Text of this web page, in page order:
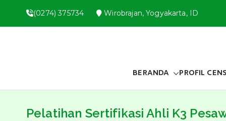
(0274) 375734 Wirobrajan, Yogyakarta, ID
BERANDA PROFIL
Pelatihan Sertifikasi Ahli K3